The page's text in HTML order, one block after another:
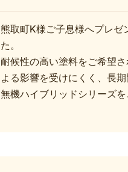
熊取町K様ご子息様へプレゼ
た。
耐候性の高い塗料をご希望
よる影響を受けにくく、長
無機ハイブリッドシリーズ